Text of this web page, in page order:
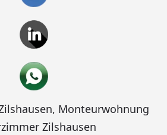
, Monteurwohnung
Zilshausen